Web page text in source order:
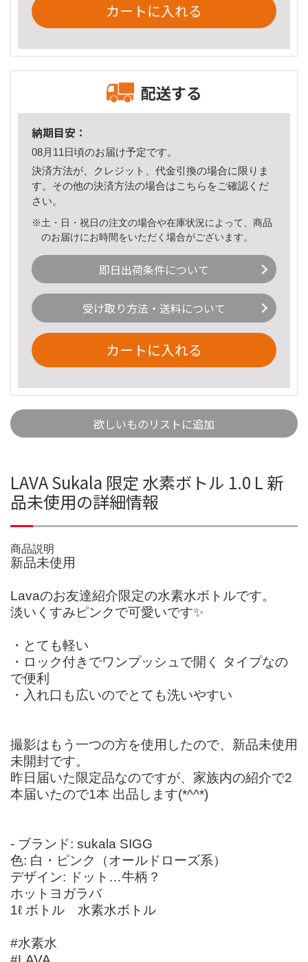
カートに入れる
配送する
納期目安：
08月11日頃のお届け予定です。
決済方法が、クレジット、代金引換の場合に限りま
す。その他の決済方法の場合はこちら をご確認くだ
さい。
※土・日・祝日の注文の場合や在庫状況によって、商品
のお届けにお時間をいただく場合がございます。
即日出荷条件について
受け取り方法・送料について
カートに入れる
欲しいものリストに追加
LAVA Sukala 限定 水素ボトル 1.0 L 新
品未使用の詳細情報
商品説明
新品未使用
Lavaのお友達紹介限定の水素水ボトルです。
淡いくすみピンクで可愛いです✨
・とても軽い
・ロック付きでワンプッシュで開く タイプなの
で便利
・入れ口も広いのでとても洗いやすい
撮影はもう一つの方を使用したので、新品未使用
未開封です。
昨日届いた限定品なのですが、家族内の紹介で2
本届いたので1本 出品します(*^^*)
- ブランド: sukala SIGG
色: 白・ピンク（オールドローズ系）
デザイン: ドット…牛柄？
ホットヨガラバ
1ℓ ボトル 水素水ボトル
#水素水